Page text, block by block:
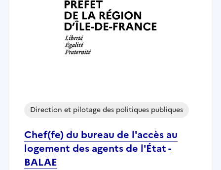
Chef(fe) du bureau de l'accès au
logement des agents de l'État -
BALAE
Direction et pilotage des politiques publiques